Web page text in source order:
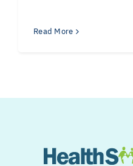
Read More